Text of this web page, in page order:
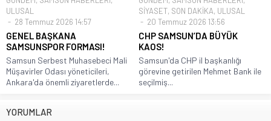
ULUSAL
28 Temmuz 2026 14:57
GENEL BAŞKANA
SAMSUNSPOR FORMASI!
Samsun Serbest Muhasebeci Mali
Müşavirler Odası yöneticileri,
Ankara'da önemli ziyaretlerde...
SİYASET, SON DAKİKA, ULUSAL
20 Temmuz 2026 13:56
CHP SAMSUN’DA BÜYÜK
KAOS!
Samsun'da CHP il başkanlığı
görevine getirilen Mehmet Bank ile
seçilmiş...
YORUMLAR